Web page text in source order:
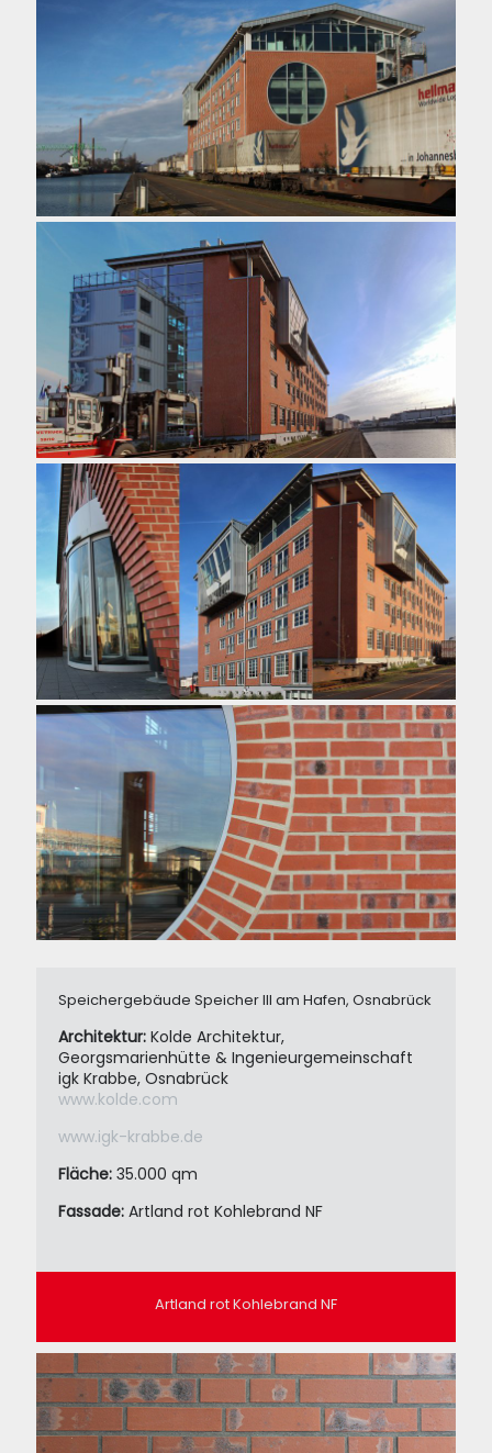
Speichergebäude Speicher III am Hafen, Osnabrück
Architektur: Kolde Architektur,
Georgsmarienhütte & Ingenieurgemeinschaft
igk Krabbe, Osnabrück
www.kolde.com
www.igk-krabbe.de
Fläche: 35.000 qm
Fassade: Artland rot Kohlebrand NF
Artland rot Kohlebrand NF